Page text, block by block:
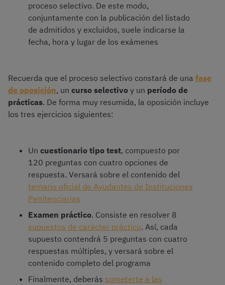
proceso selectivo. De este modo,
conjuntamente con la publicación del listado
de admitidos y excluidos, suele indicarse la
fecha, hora y lugar de los exámenes
Recuerda que el proceso selectivo constará de una fase
de oposición, un curso selectivo y un período de
prácticas. De forma muy resumida, la oposición incluye
los tres ejercicios siguientes:
Un cuestionario tipo test, compuesto por
120 preguntas con cuatro opciones de
respuesta. Versará sobre el contenido del
temario oficial de Ayudantes de Instituciones
Penitenciarias
Examen práctico. Consiste en resolver 8
supuestos de carácter práctico. Así, cada
supuesto contendrá 5 preguntas con cuatro
respuestas múltiples, y versará sobre el
contenido completo del programa
Finalmente, deberás someterte a las